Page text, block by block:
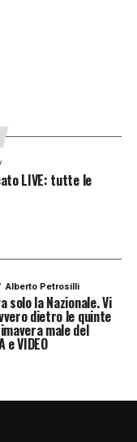
LIVE: tutte le
Alberto Petrosilli
solo la Nazionale. Vi
dietro le quinte
male del
e VIDEO